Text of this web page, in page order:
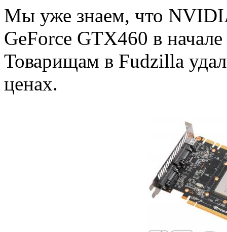
Мы уже знаем, что
GeForce GTX460 в
Товарищам в Fudzilla
ценах.